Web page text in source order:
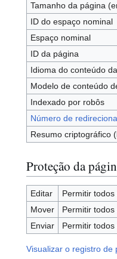
Tamanho da página
ID do espaço nominal
Espaço nominal
ID da página
Idioma do conteúdo
Modelo de conteúdo
Indexado por robôs
Número de
Resumo criptográfico
Proteção da
Editar
Permitir
Mover
Permitir
Enviar
Permitir
Visualizar o registro de